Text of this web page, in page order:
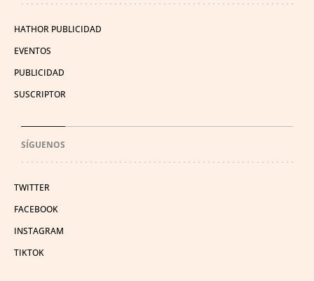
HATHOR PUBLICIDAD
EVENTOS
PUBLICIDAD
SUSCRIPTOR
SÍGUENOS
TWITTER
FACEBOOK
INSTAGRAM
TIKTOK